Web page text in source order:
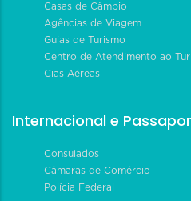
Casas de Câmbio
Agências de Viagem
Guias de Turismo
Centro de Atendimento ao
Cias Aéreas
Internacional e
Consulados
Câmaras de Comércio
Polícia Federal